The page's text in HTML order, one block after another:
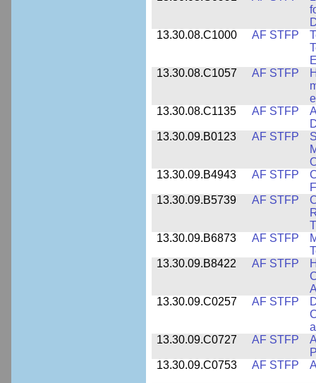
13.30.08.C1000
AF STFP
13.30.08.C1057
AF STFP
13.30.08.C1135
AF STFP
13.30.09.B0123
AF STFP
13.30.09.B4943
AF STFP
13.30.09.B5739
AF STFP
13.30.09.B6873
AF STFP
13.30.09.B8422
AF STFP
13.30.09.C0257
AF STFP
13.30.09.C0727
AF STFP
13.30.09.C0753
AF STFP